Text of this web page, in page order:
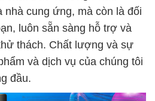
nhà cung ứng, mà còn là đối
luôn sẵn sàng hỗ trợ và
thách. Chất lượng và sự
và dịch vụ của chúng tôi
đầu.